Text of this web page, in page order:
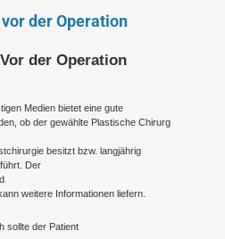
der Operation
der Operation
Medien bietet eine gute
ob der gewählte Plastische Chirurg
besitzt bzw. langjährig
Der
weitere Informationen liefern.
sollte der Patient